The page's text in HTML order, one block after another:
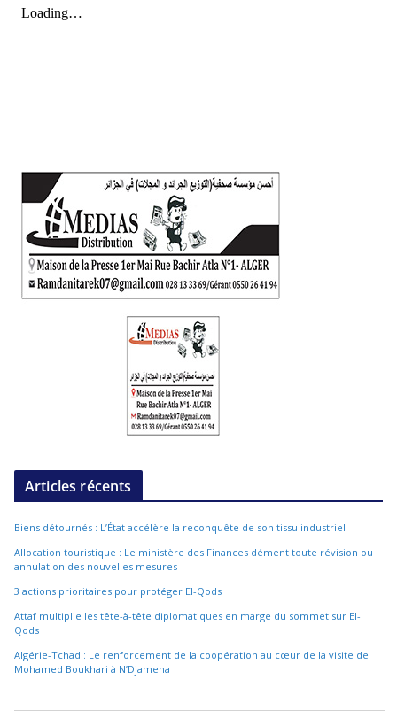
Articles récents
Biens détournés : L’État accélère la reconquête de son tissu industriel
Allocation touristique : Le ministère des Finances dément toute révision ou
annulation des nouvelles mesures
3 actions prioritaires pour protéger El-Qods
Attaf multiplie les tête-à-tête diplomatiques en marge du sommet sur El-
Qods
Algérie-Tchad : Le renforcement de la coopération au cœur de la visite de
Mohamed Boukhari à N’Djamena